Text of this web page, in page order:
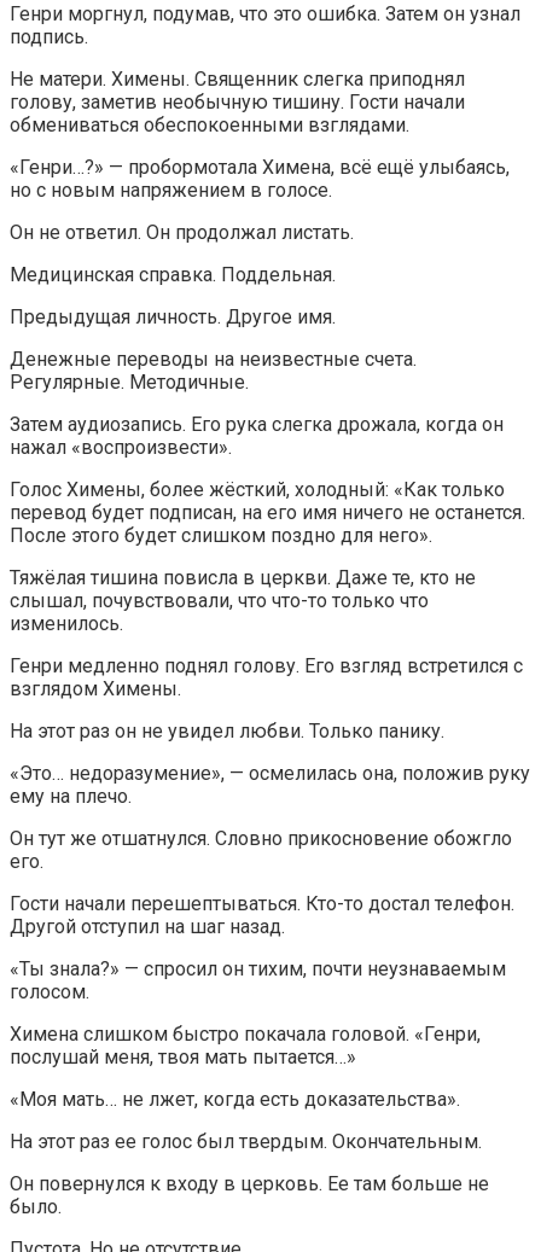
Генри моргнул, подумав, что это ошибка. Затем он узнал
подпись.
Не матери. Химены. Священник слегка приподнял
голову, заметив необычную тишину. Гости начали
обмениваться обеспокоенными взглядами.
«Генри…?» — пробормотала Химена, всё ещё улыбаясь,
но с новым напряжением в голосе.
Он не ответил. Он продолжал листать.
Медицинская справка. Поддельная.
Предыдущая личность. Другое имя.
Денежные переводы на неизвестные счета.
Регулярные. Методичные.
Затем аудиозапись. Его рука слегка дрожала, когда он
нажал «воспроизвести».
Голос Химены, более жёсткий, холодный: «Как только
перевод будет подписан, на его имя ничего не останется.
После этого будет слишком поздно для него».
Тяжёлая тишина повисла в церкви. Даже те, кто не
слышал, почувствовали, что что-то только что
изменилось.
Генри медленно поднял голову. Его взгляд встретился с
взглядом Химены.
На этот раз он не увидел любви. Только панику.
«Это… недоразумение», — осмелилась она, положив руку
ему на плечо.
Он тут же отшатнулся. Словно прикосновение обожгло
его.
Гости начали перешептываться. Кто-то достал телефон.
Другой отступил на шаг назад.
«Ты знала?» — спросил он тихим, почти неузнаваемым
голосом.
Химена слишком быстро покачала головой. «Генри,
послушай меня, твоя мать пытается…»
«Моя мать… не лжет, когда есть доказательства».
На этот раз ее голос был твердым. Окончательным.
Он повернулся к входу в церковь. Ее там больше не
было.